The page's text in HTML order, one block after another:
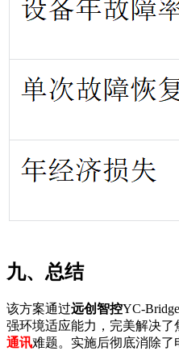
九、总结
该方案通过远创智控YC-
强环境适应能力，完美解决
通讯难题。实施后彻底消除